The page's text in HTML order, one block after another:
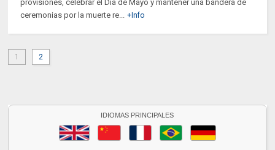
provisiones, celebrar el Día de Mayo y mantener una bandera de
ceremonias por la muerte re... +Info
1 2
IDIOMAS PRINCIPALES